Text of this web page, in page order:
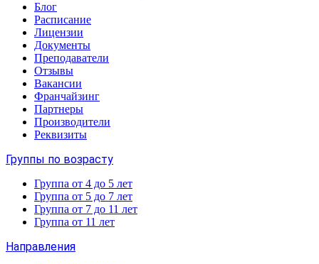
Блог
Расписание
Лицензии
Документы
Преподаватели
Отзывы
Вакансии
Франчайзинг
Партнеры
Производители
Реквизиты
Группы по возрасту
Группа от 4 до 5 лет
Группа от 5 до 7 лет
Группа от 7 до 11 лет
Группа от 11 лет
Направления